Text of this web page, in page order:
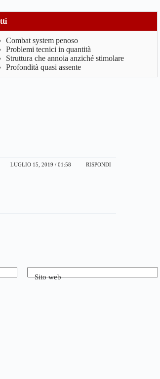
Combat system penoso
Problemi tecnici in quantità
Struttura che annoia anziché stimolare
Profondità quasi assente
LUGLIO 15, 2019 / 01:58 RISPONDI
Sito web